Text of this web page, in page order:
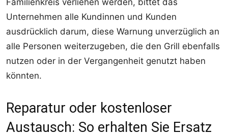
Unternehmen alle Kundinnen und Kunden
ausdrücklich darum, diese Warnung unverzüglich an
alle Personen weiterzugeben, die den Grill ebenfalls
nutzen oder in der Vergangenheit genutzt haben
könnten.
Reparatur oder kostenloser
Austausch: So erhalten Sie Ersatz